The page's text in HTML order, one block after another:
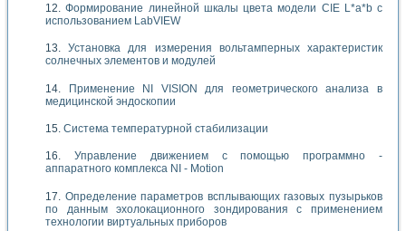
Формирование линейной шкалы цвета модели CIE L*a*b с
использованием LabVIEW
Установка для измерения вольтамперных характеристик
солнечных элементов и модулей
Применение NI VISION для геометрического анализа в
медицинской эндоскопии
Система температурной стабилизации
Управление движением с помощью программно -
аппаратного комплекса NI - Motion
Определение параметров всплывающих газовых пузырьков
по данным эхолокационного зондирования с применением
технологии виртуальных приборов